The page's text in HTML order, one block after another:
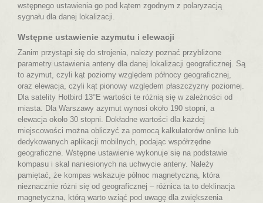
wstępnego ustawienia go pod kątem zgodnym z polaryzacją
sygnału dla danej lokalizacji.
Wstępne ustawienie azymutu i elewacji
Zanim przystąpi się do strojenia, należy poznać przybliżone
parametry ustawienia anteny dla danej lokalizacji geograficznej. Są
to azymut, czyli kąt poziomy względem północy geograficznej,
oraz elewacja, czyli kąt pionowy względem płaszczyzny poziomej.
Dla satelity Hotbird 13°E wartości te różnią się w zależności od
miasta. Dla Warszawy azymut wynosi około 190 stopni, a
elewacja około 30 stopni. Dokładne wartości dla każdej
miejscowości można obliczyć za pomocą kalkulatorów online lub
dedykowanych aplikacji mobilnych, podając współrzędne
geograficzne. Wstępne ustawienie wykonuje się na podstawie
kompasu i skal naniesionych na uchwycie anteny. Należy
pamiętać, że kompas wskazuje północ magnetyczną, która
nieznacznie różni się od geograficznej – różnica ta to deklinacja
magnetyczna, którą warto wziąć pod uwagę dla zwiększenia